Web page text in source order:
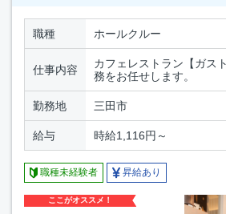
職種 ホールクルー
仕事内容
カフェレストラン【ガス
務をお任せします。
勤務地 三田市
給与 時給1,116円～
職種未経験者 昇給あり
ここがオススメ！